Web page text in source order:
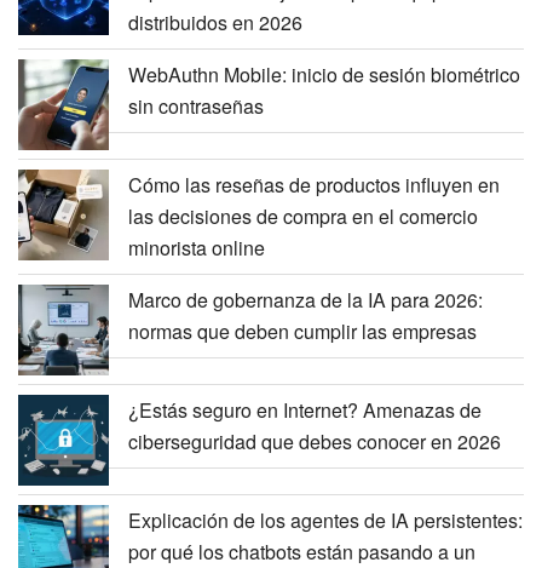
distribuidos en 2026
WebAuthn Mobile: inicio de sesión biométrico
sin contraseñas
Cómo las reseñas de productos influyen en
las decisiones de compra en el comercio
minorista online
Marco de gobernanza de la IA para 2026:
normas que deben cumplir las empresas
¿Estás seguro en Internet? Amenazas de
ciberseguridad que debes conocer en 2026
Explicación de los agentes de IA persistentes:
por qué los chatbots están pasando a un